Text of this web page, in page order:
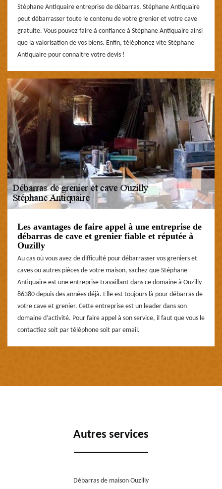
Stéphane Antiquaire entreprise de débarras. Stéphane Antiquaire
peut débarrasser toute le contenu de votre grenier et votre cave
gratuite. Vous pouvez faire à confiance à Stéphane Antiquaire ainsi
que la valorisation de vos biens. Enfin, téléphonez vite Stéphane
Antiquaire pour connaitre votre devis !
Les avantages de faire appel à une entreprise de
débarras de cave et grenier fiable et réputée à
Ouzilly
Au cas où vous avez de difficulté pour débarrasser vos greniers et
caves ou autres pièces de votre maison, sachez que Stéphane
Antiquaire est une entreprise travaillant dans ce domaine à Ouzilly
86380 depuis des années déjà. Elle est toujours là pour débarras de
votre cave et grenier. Cette entreprise est un leader dans son
domaine d’activité. Pour faire appel à son service, il faut que vous le
contactiez soit par téléphone soit par email.
Autres services
Débarras de maison Ouzilly